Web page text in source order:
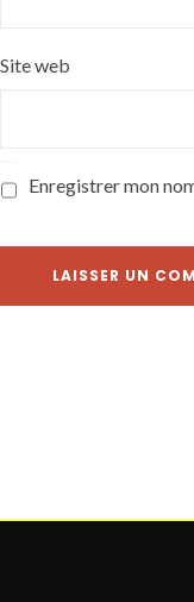
Site web
Enregistrer mon